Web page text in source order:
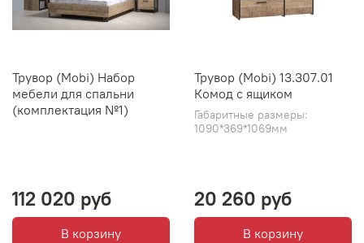
Трувор (Mobi) Набор
мебели для спальни
(комплектация №1)
112 020 руб
В корзину
Трувор (Mobi) 13.307.01
Комод с ящиком
Габаритные размеры:
1090*369*1069мм
20 260 руб
В корзину